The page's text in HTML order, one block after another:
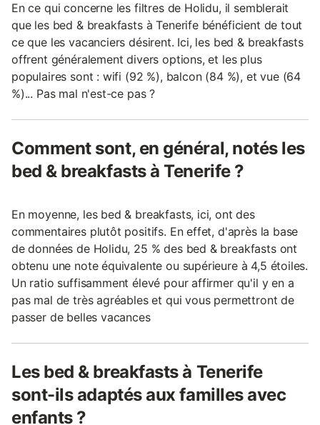
En ce qui concerne les filtres de Holidu, il semblerait
que les bed & breakfasts à Tenerife bénéficient de tout
ce que les vacanciers désirent. Ici, les bed & breakfasts
offrent généralement divers options, et les plus
populaires sont : wifi (92 %), balcon (84 %), et vue (64
%)... Pas mal n'est-ce pas ?
Comment sont, en général, notés les
bed & breakfasts à Tenerife ?
En moyenne, les bed & breakfasts, ici, ont des
commentaires plutôt positifs. En effet, d'après la base
de données de Holidu, 25 % des bed & breakfasts ont
obtenu une note équivalente ou supérieure à 4,5 étoiles.
Un ratio suffisamment élevé pour affirmer qu'il y en a
pas mal de très agréables et qui vous permettront de
passer de belles vacances
Les bed & breakfasts à Tenerife
sont-ils adaptés aux familles avec
enfants ?